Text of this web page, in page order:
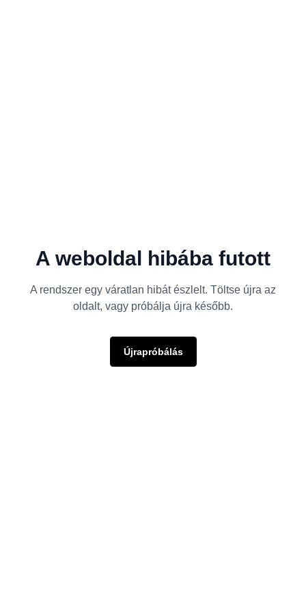
A weboldal hibába futott
A rendszer egy váratlan hibát észlelt. Töltse újra az
oldalt, vagy próbálja újra később.
Újrapróbálás